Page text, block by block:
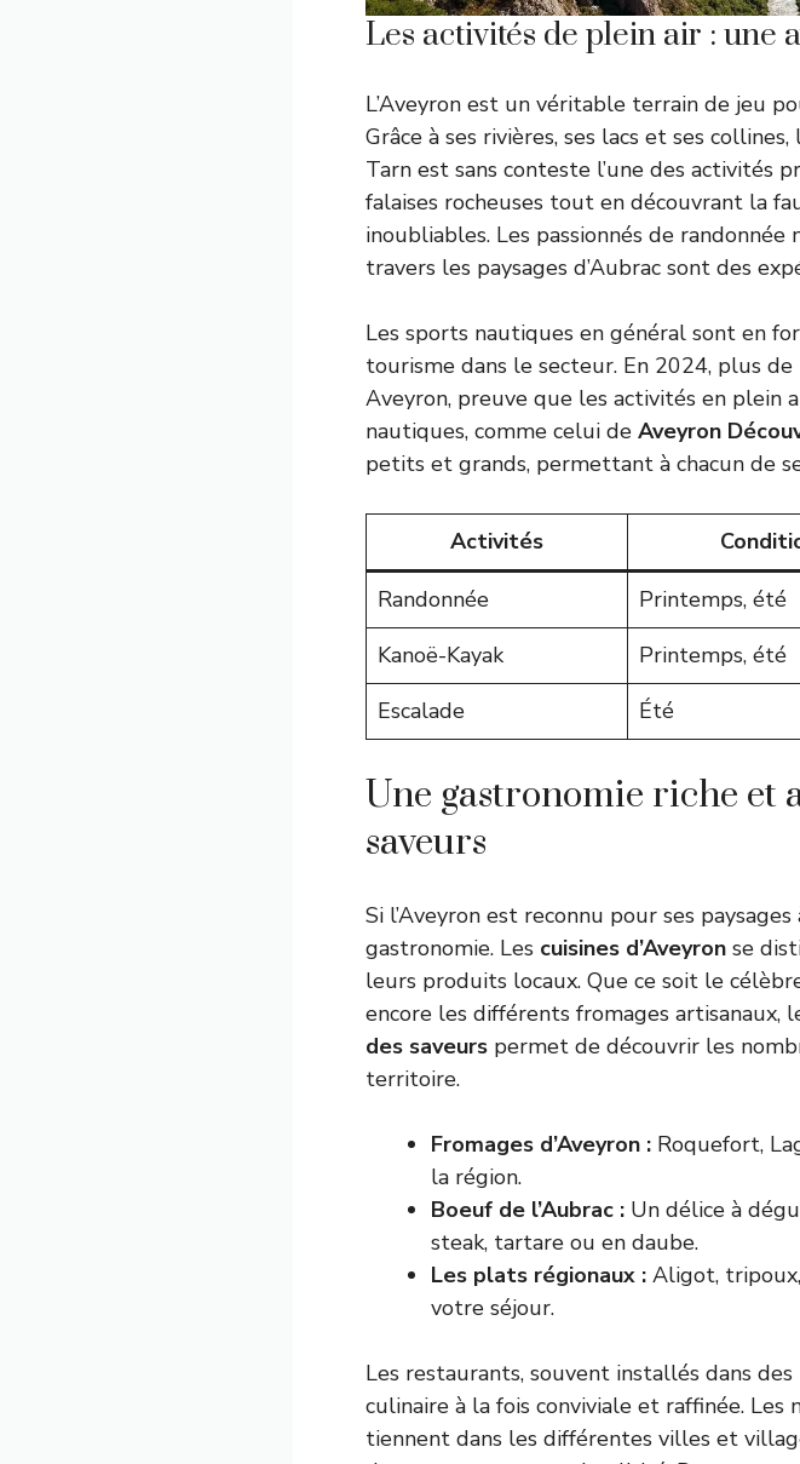
Les activités de plein air : une
L’Aveyron est un véritable terrain de jeu
Grâce à ses rivières, ses lacs et ses
Tarn est sans conteste l’une des activités
falaises rocheuses tout en découvrant la
inoubliables. Les passionnés de
travers les paysages d’Aubrac sont des
Les sports nautiques en général sont en
tourisme dans le secteur. En 2024, plus
Aveyron, preuve que les activités en plein
nautiques, comme celui de Aveyron
petits et grands, permettant à chacun de
Activités
Randonnée
Printemps, été
Kanoë-Kayak
Printemps, été
Escalade
Été
Une gastronomie riche et
saveurs
Si l’Aveyron est reconnu pour ses
gastronomie. Les cuisines d’Aveyron se
leurs produits locaux. Que ce soit le
encore les différents fromages
des saveurs permet de découvrir les
territoire.
Fromages d’Aveyron : Roquefort,
la région.
Boeuf de l’Aubrac : Un délice à
steak, tartare ou en daube.
Les plats régionaux : Aligot,
votre séjour.
Les restaurants, souvent installés dans
culinaire à la fois conviviale et raffinée.
tiennent dans les différentes villes et